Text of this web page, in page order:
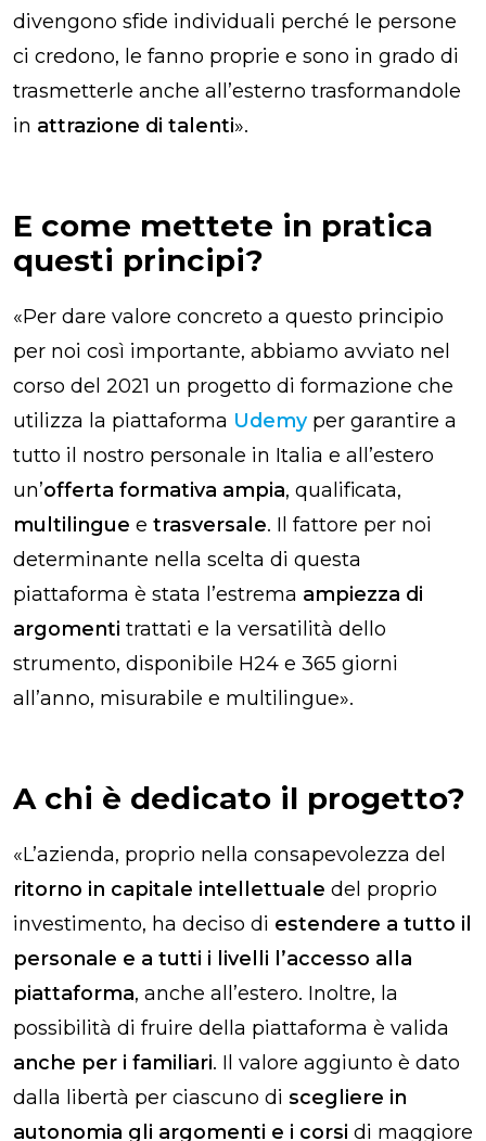
divengono sfide individuali perché le persone
ci credono, le fanno proprie e sono in grado di
trasmetterle anche all’esterno trasformandole
in attrazione di talenti».
E come mettete in pratica
questi principi?
«Per dare valore concreto a questo principio
per noi così importante, abbiamo avviato nel
corso del 2021 un progetto di formazione che
utilizza la piattaforma Udemyper garantire a
tutto il nostro personale in Italia e all’estero
un’offerta formativa ampia, qualificata,
multilingue e trasversale. Il fattore per noi
determinante nella scelta di questa
piattaforma è stata l’estrema ampiezza di
argomenti trattati e la versatilità dello
strumento, disponibile H24 e 365 giorni
all’anno, misurabile e multilingue».
A chi è dedicato il progetto?
«L’azienda, proprio nella consapevolezza del
ritorno in capitale intellettuale del proprio
investimento, ha deciso di estendere a tutto il
personale e a tutti i livelli l’accesso alla
piattaforma, anche all’estero. Inoltre, la
possibilità di fruire della piattaforma è valida
anche per i familiari. Il valore aggiunto è dato
dalla libertà per ciascuno di scegliere in
autonomia gli argomenti e i corsi di maggiore